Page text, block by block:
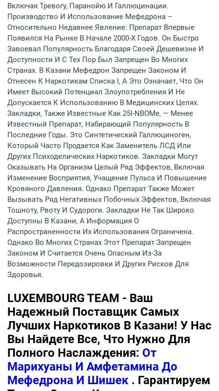
Включая Тревогу, Паранойю И Галлюцинации.
Производство И Использование Мефедрона –
Относительно Недавнее Явление: Препарат Впервые
Появился На Рынке В Начале 2000-Х Годов. Он Быстро
Завоевал Популярность Благодаря Своей Дешевизне И
Доступности И С Тех Пор Был Запрещен Во Многих
Странах. В Казани Мефедрон Запрещен Законом И
Отнесен К Наркотикам Списка I, А Это Означает, Что Он
Имеет Высокий Потенциал Злоупотребления И Не
Допускается К Использованию В Медицинских Целях.
Закладки, Также Известные Как 25I-NBOMe, — Менее
Известный Препарат, Набирающий Популярность В
Последние Годы. Это Синтетический Галлюциноген,
Который Часто Продается Как Заменитель ЛСД Или
Других Психоделических Наркотиков. Закладки Могут
Оказывать На Организм Целый Ряд Эффектов, Включая
Изменение Восприятия, Учащение Пульса И Повышение
Кровяного Давления. Однако Препарат Также Может
Вызывать Ряд Негативных Побочных Эффектов, Включая
Тошноту, Рвоту И Судороги. Закладки Не Так Широко
Доступны В Казани, А Информация О
Распространенности Их Использования Ограничена.
Однако Во Многих Странах Этот Препарат Запрещен
Законом И Считается Очень Опасным Из-За
Возможности Передозировки И Других Рисков Для
Здоровья.
LUXEMBOURG TEAM - Ваш
Надежный Поставщик Самых
Лучших Наркотиков В Казани! У Нас
Вы Найдете Все, Что Нужно Для
Полного Наслаждения: От
Марихуаны И Амфетамина До
Мефедрона И Шишек . Гарантируем